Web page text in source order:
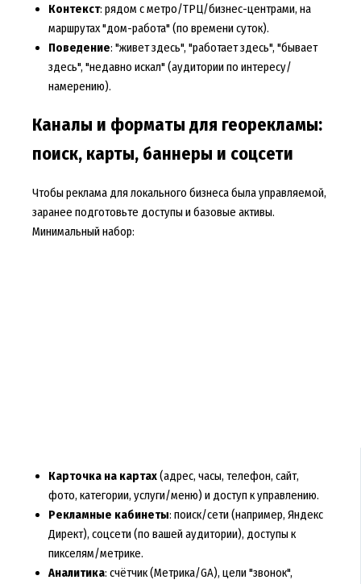
Контекст: рядом с метро/ТРЦ/бизнес-центрами, на
маршрутах "дом-работа" (по времени суток).
Поведение: "живет здесь", "работает здесь", "бывает
здесь", "недавно искал" (аудитории по интересу/
намерению).
Каналы и форматы для георекламы:
поиск, карты, баннеры и соцсети
Чтобы реклама для локального бизнеса была управляемой,
заранее подготовьте доступы и базовые активы.
Минимальный набор:
Карточка на картах(адрес, часы, телефон, сайт,
фото, категории, услуги/меню) и доступ к управлению.
Рекламные кабинеты: поиск/сети (например, Яндекс
Директ), соцсети (по вашей аудитории), доступы к
пикселям/метрике.
Аналитика: счётчик (Метрика/GA), цели "звонок",